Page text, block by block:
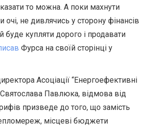
то можна. А поки махнути
очі, не дивлячись у сторону фінансів
буде купляти дорого і продавати
Фурса на своїй сторінці у
Асоціації “Енергоефективні
Святослава Павлюка, відмова від
призведе до того, що замість
місцеві бюджети